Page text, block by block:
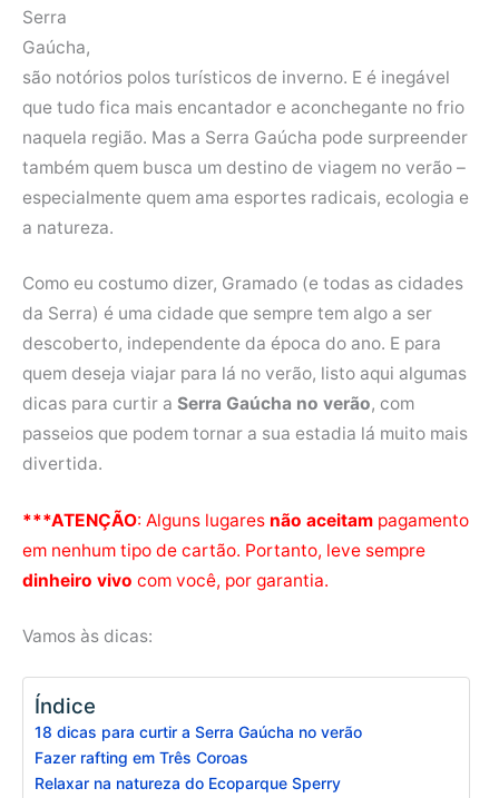
Serra
Gaúcha,
são notórios polos turísticos de inverno. E é inegável
que tudo fica mais encantador e aconchegante no frio
naquela região. Mas a Serra Gaúcha pode surpreender
também quem busca um destino de viagem no verão –
especialmente quem ama esportes radicais, ecologia e
a natureza.
Como eu costumo dizer, Gramado (e todas as cidades
da Serra) é uma cidade que sempre tem algo a ser
descoberto, independente da época do ano. E para
quem deseja viajar para lá no verão, listo aqui algumas
dicas para curtir a Serra Gaúcha no verão, com
passeios que podem tornar a sua estadia lá muito mais
divertida.
***ATENÇÃO: Alguns lugares não aceitam pagamento
em nenhum tipo de cartão. Portanto, leve sempre
dinheiro vivo com você, por garantia.
Vamos às dicas:
Índice
18 dicas para curtir a Serra Gaúcha no verão
Fazer rafting em Três Coroas
Relaxar na natureza do Ecoparque Sperry